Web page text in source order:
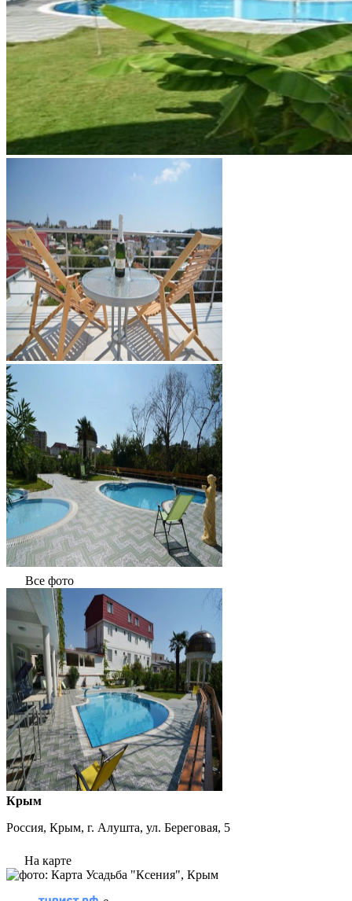
Все фото
Крым
Россия, Крым, г. Алушта, ул. Береговая, 5
На карте